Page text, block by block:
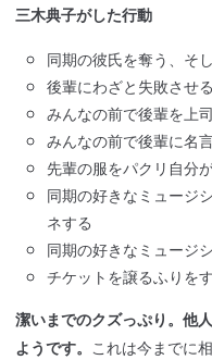
三木典子がした行動
同期の彼氏を奪う、そ
後輩にわざと失敗させる
みんなの前で後輩を上
みんなの前で後輩に名
先輩の服をパクリ自分
同期の好きなミュージ
ネする
同期の好きなミュージ
チケットを譲るふりを
潔いまでのクズっぷり。他
ようです。 これは今までに